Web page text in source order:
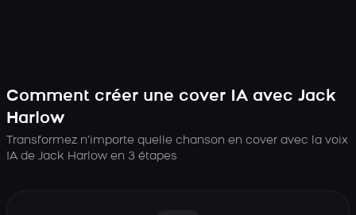
Comment créer une cover IA avec Jack
Harlow
Transformez n’importe quelle chanson en cover avec la voix
IA de Jack Harlow en 3 étapes